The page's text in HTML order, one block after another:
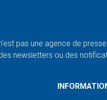
pas une agence de
newsletters ou des